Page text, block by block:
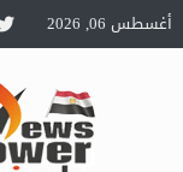
أغسطس 06, 2026